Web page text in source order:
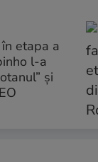
etapa a
l-a
și